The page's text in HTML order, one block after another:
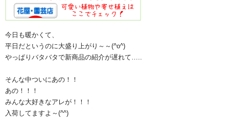
今日も暖かくて、
平日だというのに大盛り上がり～～(^o^)
やっぱりバタバタで新商品の紹介が遅れて…..
そんな中ついにあの！！
あの！！！
みんな大好きなアレが！！！
入荷してますよ～(^^)